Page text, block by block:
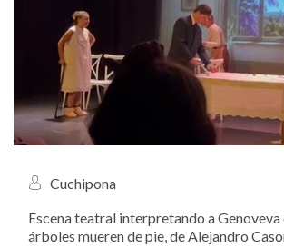
Cuchipona
Escena teatral interpretando a Genoveva
árboles mueren de pie, de Alejandro